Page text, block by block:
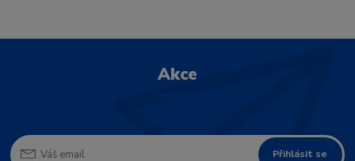
Akce
Přihlásit se